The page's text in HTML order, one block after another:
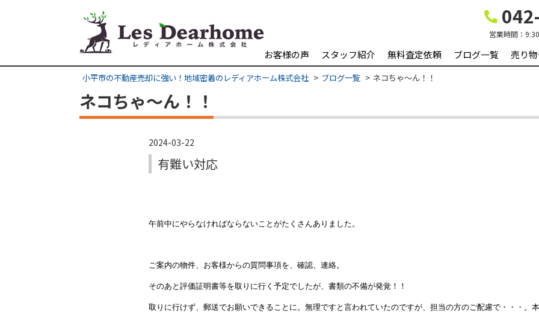
営業時間：
お客様の声 スタッフ紹介 無料査定依頼 ブログ一覧 売り
小平市の不動産売却に強い！地域密着のレディアホーム株式会社 ブログ一覧 ネコちゃ～ん！！
ネコちゃ～ん！！
2024-03-22
有難い対応
午前中にやらなければならないことがたくさんありました。
ご案内の物件、お客様からの質問事項を、確認、連絡。
そのあと評価証明書等を取りに行く予定でしたが、書類の不備が発覚！！
取りに行けず、郵送でお願いできることに。無理ですと言われていたのですが、担当の方のご配慮で・・・。